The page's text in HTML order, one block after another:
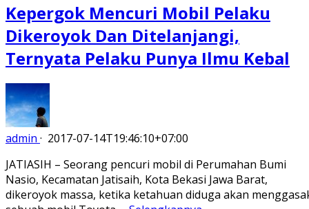
Kepergok Mencuri Mobil Pelaku
Dikeroyok Dan Ditelanjangi,
Ternyata Pelaku Punya Ilmu Kebal
admin · 2017-07-14T19:46:10+07:00
JATIASIH – Seorang pencuri mobil di Perumahan Bumi
Nasio, Kecamatan Jatisaih, Kota Bekasi Jawa Barat,
dikeroyok massa, ketika ketahuan diduga akan